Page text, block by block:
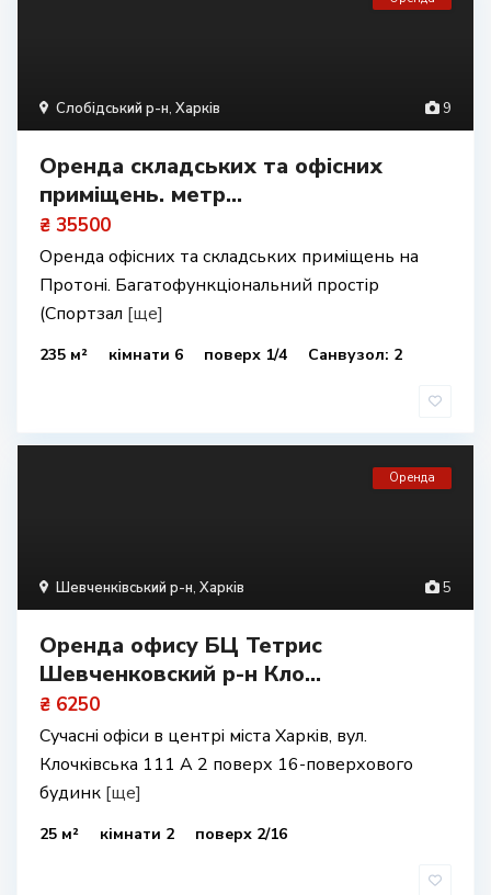
9
Слобідський р-н, Харків
Оренда складських та офісних
приміщень. метр...
₴ 35500
Оренда офісних та складських приміщень на
Протоні. Багатофункціональний простір
(Спортзал [ще]
235 м² кімнати 6 поверх 1/4 Санвузол: 2
5
Шевченківський р-н, Харків
Оренда
Оренда офису БЦ Тетрис
Шевченковский р-н Кло...
₴ 6250
Сучасні офіси в центрі міста Харків, вул.
Клочківська 111 А 2 поверх 16-поверхового
будинк [ще]
25 м² кімнати 2 поверх 2/16